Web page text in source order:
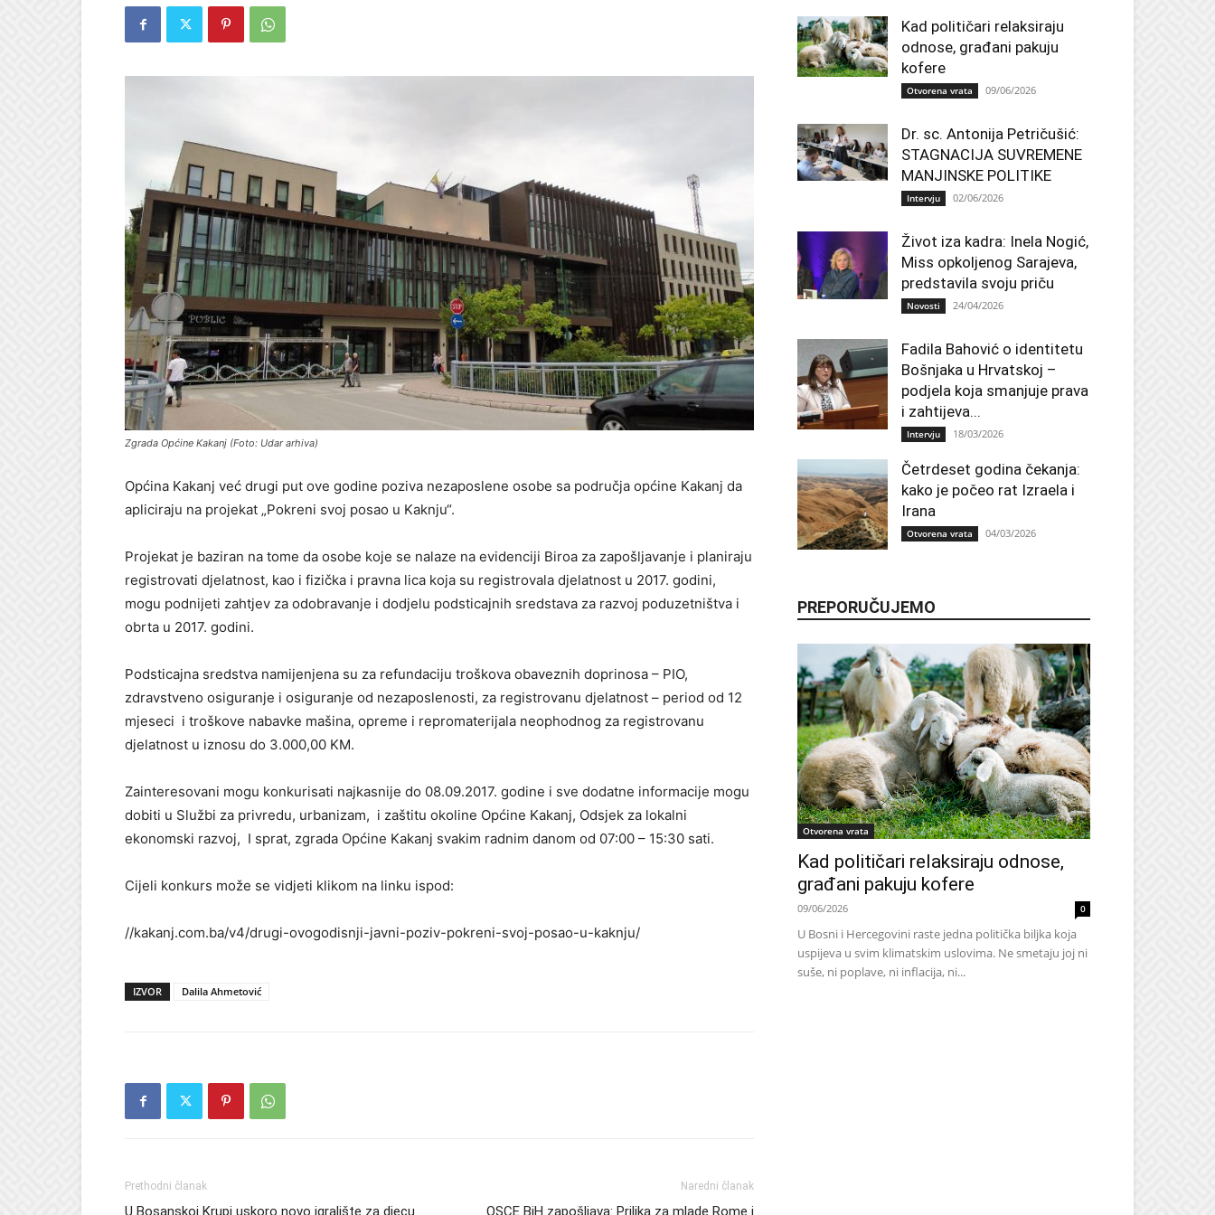
Zgrada Općine Kakanj (Foto: Udar arhiva)
Općina Kakanj već drugi put ove godine poziva nezaposlene osobe sa područja općine Kakanj da
apliciraju na projekat „Pokreni svoj posao u Kaknju“.
Projekat je baziran na tome da osobe koje se nalaze na evidenciji Biroa za zapošljavanje i planiraju
registrovati djelatnost, kao i fizička i pravna lica koja su registrovala djelatnost u 2017. godini,
mogu podnijeti zahtjev za odobravanje i dodjelu podsticajnih sredstava za razvoj poduzetništva i
obrta u 2017. godini.
Podsticajna sredstva namijenjena su za refundaciju troškova obaveznih doprinosa – PIO,
zdravstveno osiguranje i osiguranje od nezaposlenosti, za registrovanu djelatnost – period od 12
mjeseci i troškove nabavke mašina, opreme i repromaterijala neophodnog za registrovanu
djelatnost u iznosu do 3.000,00 KM.
Zainteresovani mogu konkurisati najkasnije do 08.09.2017. godine i sve dodatne informacije mogu
dobiti u Službi za privredu, urbanizam, i zaštitu okoline Općine Kakanj, Odsjek za lokalni
ekonomski razvoj, I sprat, zgrada Općine Kakanj svakim radnim danom od 07:00 – 15:30 sati.
Cijeli konkurs može se vidjeti klikom na linku ispod:
//kakanj.com.ba/v4/drugi-ovogodisnji-javni-poziv-pokreni-svoj-posao-u-kaknju/
IZVOR Dalila Ahmetović
Prethodni članak
U Bosanskoj Krupi uskoro novo igralište za djecu
Naredni članak
OSCE BiH zapošljava: Prilika za mlade Rome i
Kad političari relaksiraju
odnose, građani pakuju
kofere
Otvorena vrata 09/06/2026
Dr. sc. Antonija Petričušić:
STAGNACIJA SUVREMENE
MANJINSKE POLITIKE
Intervju 02/06/2026
Život iza kadra: Inela Nogić,
Miss opkoljenog Sarajeva,
predstavila svoju priču
Novosti 24/04/2026
Fadila Bahović o identitetu
Bošnjaka u Hrvatskoj –
podjela koja smanjuje prava
i zahtijeva...
Intervju 18/03/2026
Četrdeset godina čekanja:
kako je počeo rat Izraela i
Irana
Otvorena vrata 04/03/2026
PREPORUČUJEMO
Otvorena vrata
Kad političari relaksiraju odnose,
građani pakuju kofere
09/06/2026 0
U Bosni i Hercegovini raste jedna politička biljka koja
uspijeva u svim klimatskim uslovima. Ne smetaju joj ni
suše, ni poplave, ni inflacija, ni...